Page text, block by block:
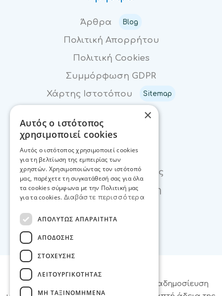
Άρθρα Blog
Πολιτική Απορρήτου
Πολιτική Cookies
Συμμόρφωση GDPR
Χάρτης Ιστοτόπου
Sitemap
Επικοινωνία
Επικοινωνία
Φόρμα Ενδιαφέροντος
Βρείτε μας στο χάρτη
– Απαγορεύεται η αναδημοσίευση
×
Αυτός ο ιστότοπος
χρησιμοποιεί cookies
Αυτός ο ιστότοπος χρησιμοποιεί cookies
για τη βελτίωση της εμπειρίας των
χρηστών. Χρησιμοποιώντας τον ιστότοπό
μας, παρέχετε τη συγκατάθεσή σας για όλα
τα cookies σύμφωνα με την Πολιτική μας
για τα cookies. Διαβάστε περισσότερα
ΑΠΟΛΥΤΩΣ ΑΠΑΡΑΙΤΗΤΑ
ΑΠΟΔΟΣΗΣ
ΣΤΟΧΕΥΣΗΣ
ΛΕΙΤΟΥΡΓΙΚΟΤΗΤΑΣ
ΜΗ ΤΑΞΙΝΟΜΗΜΕΝΑ